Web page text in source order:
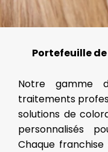
Portefeuille
Notre gamme
traitements
solutions de
personnalisés
Chaque